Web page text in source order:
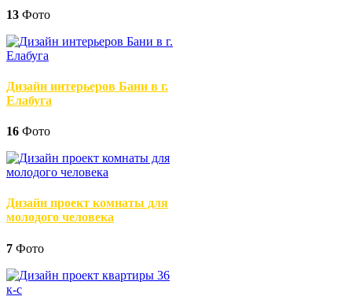
13 Фото
Дизайн интерьеров Бани в г.
Елабуга
16 Фото
Дизайн проект комнаты для
молодого человека
7 Фото